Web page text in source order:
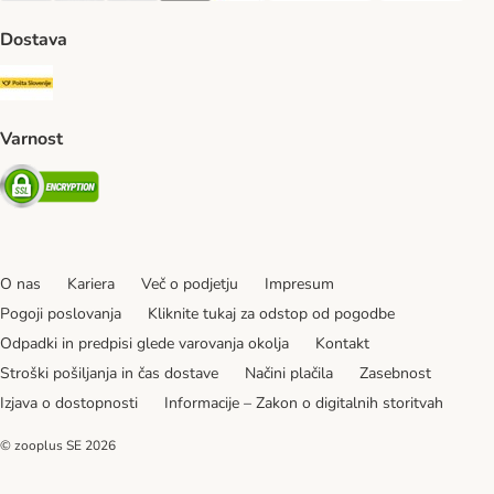
Dostava
Pošta Slovenije Shipping Method
Varnost
Security
O nas Kariera Več o podjetju
Impresum
Pogoji poslovanja
Kliknite tukaj za odstop od pogodbe
Odpadki in predpisi glede varovanja okolja
Kontakt
Stroški pošiljanja in čas dostave
Načini plačila
Zasebnost
Izjava o dostopnosti
Informacije – Zakon o digitalnih storitvah
© zooplus SE 2026